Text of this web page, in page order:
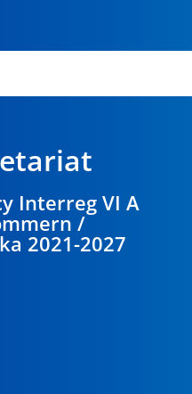
Interreg VI A
/
2021-2027